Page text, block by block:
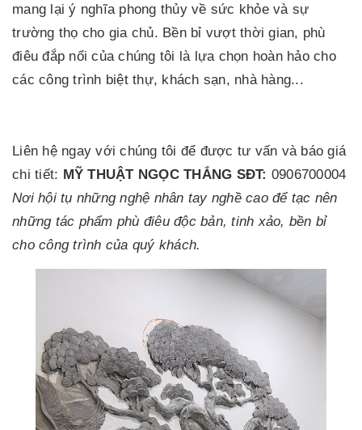
mang lại ý nghĩa phong thủy về sức khỏe và sự
trường thọ cho gia chủ. Bền bỉ vượt thời gian, phù
điêu đắp nổi của chúng tôi là lựa chọn hoàn hảo cho
các công trình biệt thự, khách sạn, nhà hàng...
Liên hệ ngay với chúng tôi để được tư vấn và báo giá
chi tiết: MỸ THUẬT NGỌC THẮNG SĐT: 0906700004
Nơi hội tụ những nghệ nhân tay nghề cao để tạc nên
những tác phẩm phù điêu độc bản, tinh xảo, bền bỉ
cho công trình của quý khách.